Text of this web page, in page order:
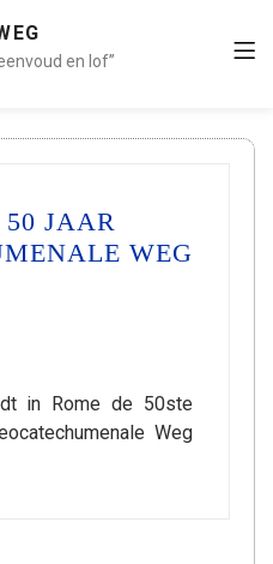
en lof”
JAAR
WEG
in Rome de 50ste
Weg